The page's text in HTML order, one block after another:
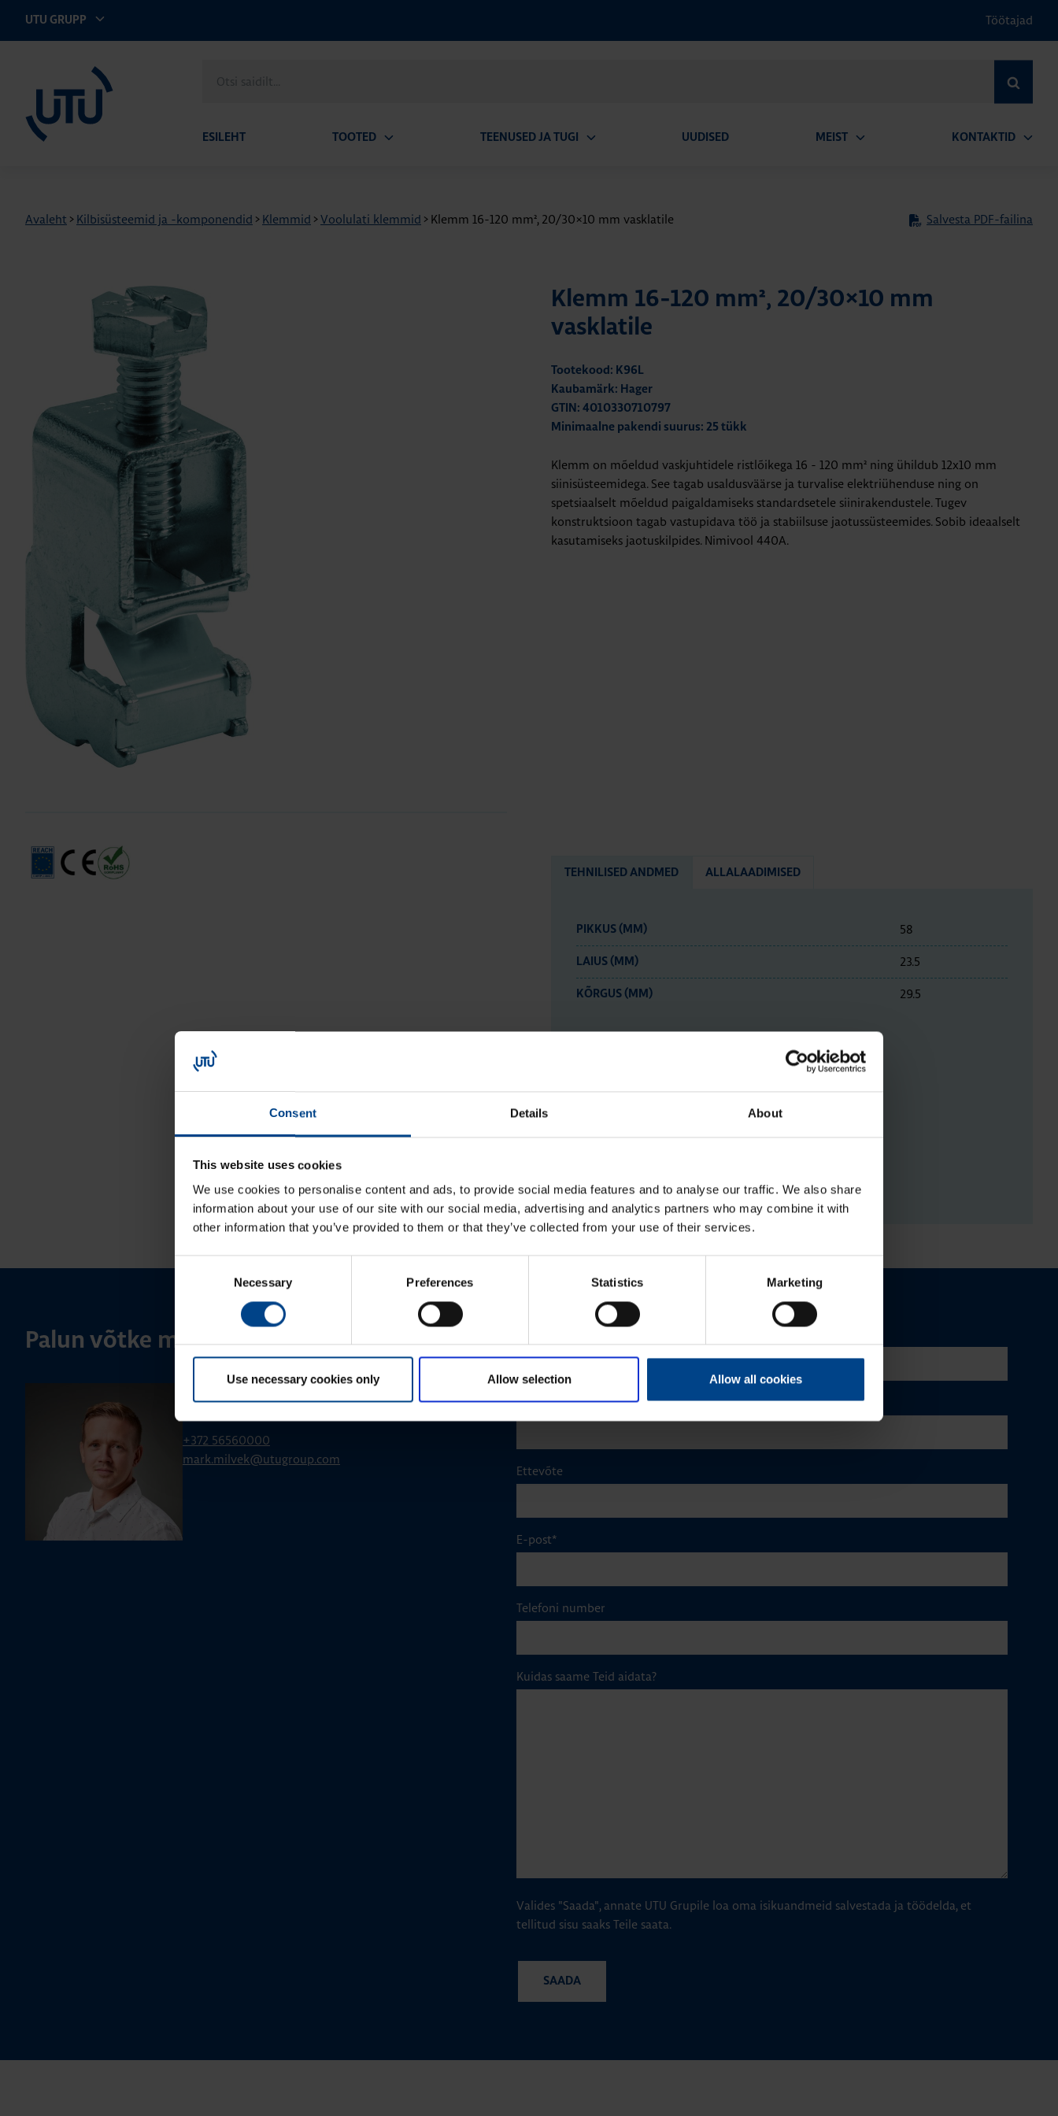
Consent Details About
This website uses cookies
We use cookies to personalise content and ads, to provide social media features and to analyse our traffic. We also share
information about your use of our site with our social media, advertising and analytics partners who may combine it with
other information that you’ve provided to them or that they’ve collected from your use of their services.
Necessary Preferences Statistics Marketing
Use necessary cookies only Allow selection Allow all cookies
UTU GRUPP Töötajad
saidilt
ESILEHT TOOTED TEENUSED JA TUGI UUDISED MEIST KONTAKTID
Avaleht > Kilbisüsteemid ja -komponendid > Klemmid >Voolulati klemmid > Klemm 16-120 mm², 20/30×10 mm vasklatile Salvesta PDF-failina
Klemm 16-120 mm², 20/30×10 mm
vasklatile
Tootekood: K96L
Kaubamärk: Hager
GTIN: 4010330710797
Minimaalne pakendi suurus: 25 tükk
Klemm on mõeldud vaskjuhtidele ristlõikega 16 - 120 mm² ning ühildub 12x10 mm
siinisüsteemidega. See tagab usaldusväärse ja turvalise elektriühenduse ning on
spetsiaalselt mõeldud paigaldamiseks standardsetele siinirakendustele. Tugev
konstruktsioon tagab vastupidava töö ja stabiilsuse jaotussüsteemides. Sobib ideaalselt
kasutamiseks jaotuskilpides. Nimivool 440A.
TEHNILISED ANDMED ALLALAADIMISED
PIKKUS (MM) 58
LAIUS (MM) 23.5
KÕRGUS (MM) 29.5
Palun võtke meiega ühendust
+372 56560000
mark.milvek@utugroup.com
Perekonnanimi*
Ettevõte
E-post*
Telefoni number
Kuidas saame Teid aidata?
Valides "Saada", annate UTU Grupile loa oma isikuandmeid salvestada ja töödelda, et
tellitud sisu saaks Teile saata.